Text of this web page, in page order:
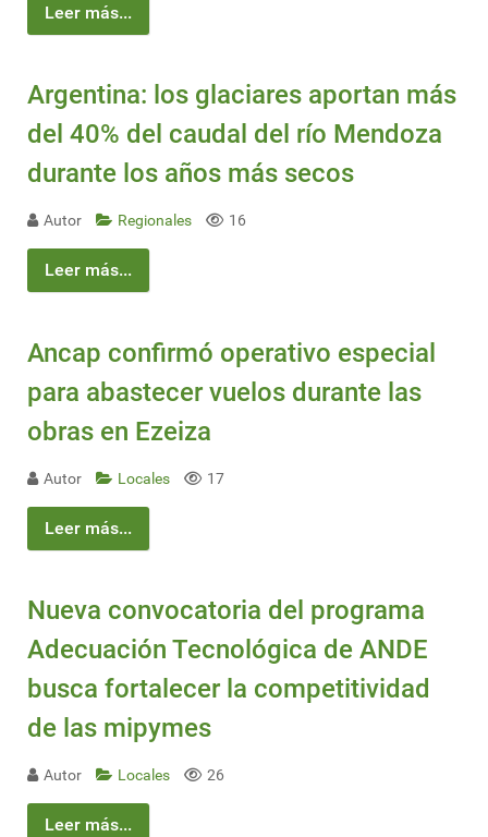
Leer más...
Argentina: los glaciares aportan más
del 40% del caudal del río Mendoza
durante los años más secos
Autor Regionales 16
Leer más...
Ancap confirmó operativo especial
para abastecer vuelos durante las
obras en Ezeiza
Autor Locales 17
Leer más...
Nueva convocatoria del programa
Adecuación Tecnológica de ANDE
busca fortalecer la competitividad
de las mipymes
Autor Locales 26
Leer más...